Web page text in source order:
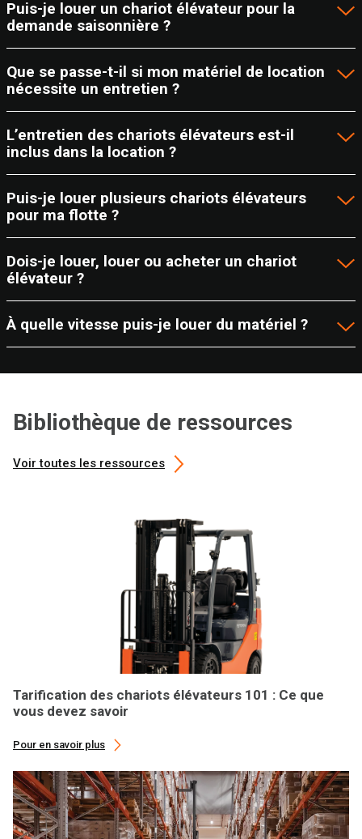
Puis-je louer un chariot élévateur pour la
demande saisonnière ?
Que se passe-t-il si mon matériel de location
nécessite un entretien ?
L’entretien des chariots élévateurs est-il
inclus dans la location ?
Puis-je louer plusieurs chariots élévateurs
pour ma flotte ?
Dois-je louer, louer ou acheter un chariot
élévateur ?
À quelle vitesse puis-je louer du matériel ?
Bibliothèque de ressources
Voir toutes les ressources
Tarification des chariots élévateurs 101 : Ce que
vous devez savoir
Pour en savoir plus